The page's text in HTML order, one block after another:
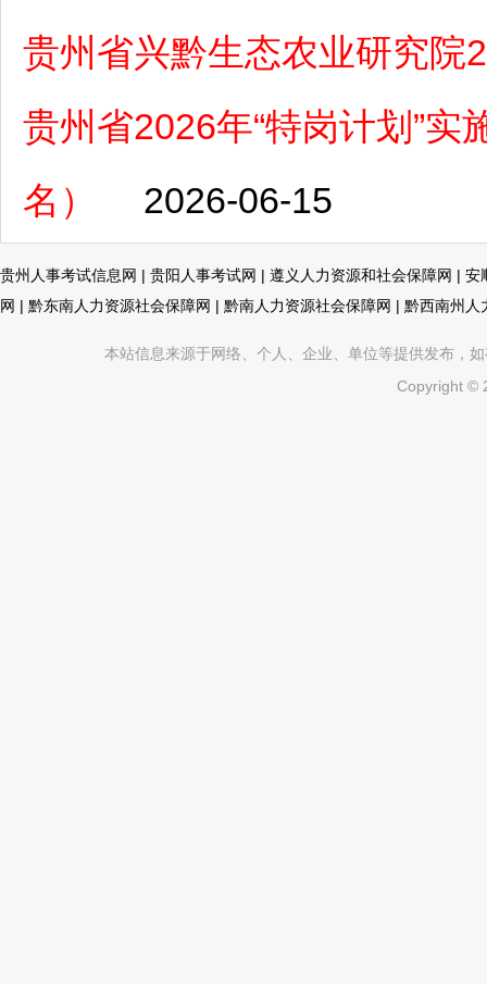
贵州省兴黔生态农业研究院
贵州省2026年“特岗计划”
名）
2026-06-15
贵州人事考试信息网 | 贵阳人事考试网 | 遵义人力资源和社会保障网 | 安
网 | 黔东南人力资源社会保障网 | 黔南人力资源社会保障网 | 黔西南州人
本站信息来源于网络、个人、企业、单位等提供发布，
Copyright ©